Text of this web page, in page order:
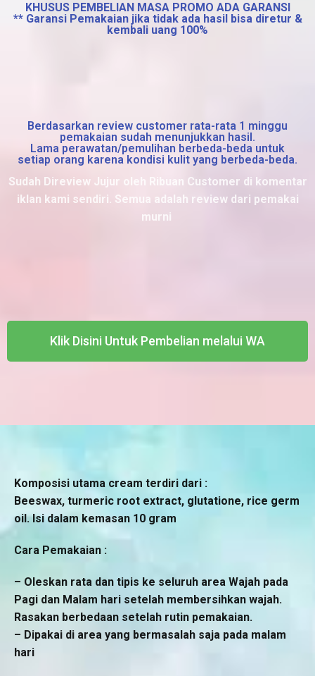
KHUSUS PEMBELIAN MASA PROMO ADA GARANSI
** Garansi Pemakaian jika tidak ada hasil bisa diretur &
kembali uang 100%
Berdasarkan review customer rata-rata 1 minggu
pemakaian sudah menunjukkan hasil.
Lama perawatan/pemulihan berbeda-beda untuk
setiap orang karena kondisi kulit yang berbeda-beda.
Sudah Direview Jujur oleh Ribuan Customer di komentar
iklan kami sendiri. Semua adalah review dari pemakai
murni
Klik Disini Untuk Pembelian melalui WA
Komposisi utama cream terdiri dari :
Beeswax, turmeric root extract, glutatione, rice germ
oil. Isi dalam kemasan 10 gram
Cara Pemakaian :
– Oleskan rata dan tipis ke seluruh area Wajah pada
Pagi dan Malam hari setelah membersihkan wajah.
Rasakan berbedaan setelah rutin pemakaian.
– Dipakai di area yang bermasalah saja pada malam
hari